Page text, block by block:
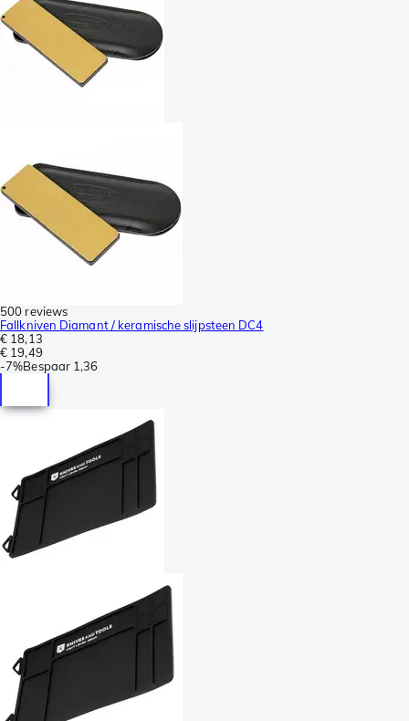
500 reviews
Fallkniven Diamant / keramische slijpsteen DC4
€ 18,13
€ 19,49
-7%Bespaar 1,36